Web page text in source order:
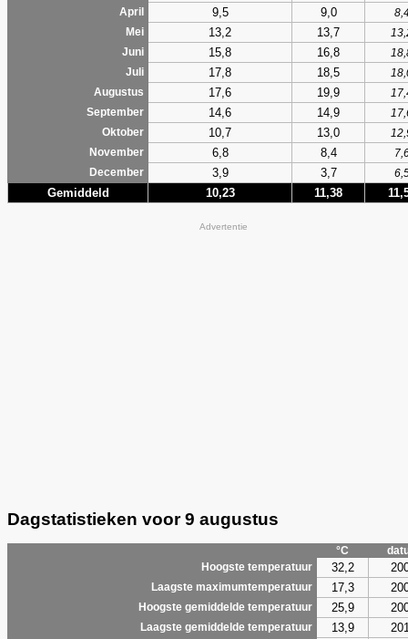
April
9,5 9,0
Mei
13,2 13,7
Juni
15,8 16,8
Juli
17,8 18,5
Augustus
17,6 19,9
September
14,6 14,9
Oktober
10,7 13,0
November
6,8 8,4
December
3,9 3,7
Gemiddeld 10,23 11,38
Advertentie
Dagstatistieken voor 9 augustus
°C
Hoogste temperatuur
32,2
Laagste maximumtemperatuur 17,3
Hoogste gemiddelde temperatuur 25,9
Laagste gemiddelde temperatuur 13,9